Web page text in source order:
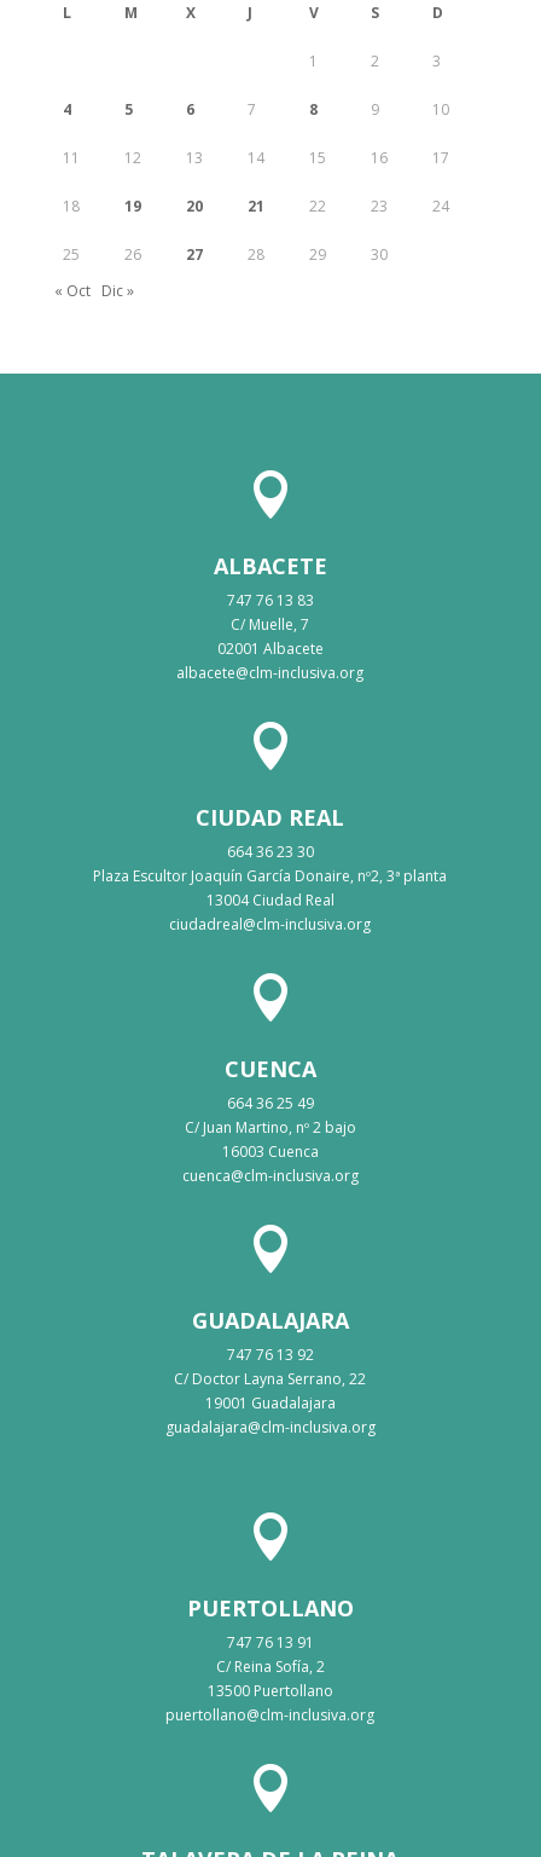
L M X J V S D
1 2 3
4 5 6 7 8 9 10
11 12 13 14 15 16 17
18 19 20 21 22 23 24
25 26 27 28 29
30
« Oct
Dic »

ALBACETE
747 76 13 83
C/ Muelle, 7
02001 Albacete
albacete@clm-inclusiva.org

CIUDAD REAL
664 36 23 30
Plaza Escultor Joaquín García Donaire, nº2, 3ª planta
13004 Ciudad Real
ciudadreal@clm-inclusiva.org

CUENCA
664 36 25 49
C/ Juan Martino, nº 2 bajo
16003 Cuenca
cuenca@clm-inclusiva.org

GUADALAJARA
747 76 13 92
C/ Doctor Layna Serrano, 22
19001 Guadalajara
guadalajara@clm-inclusiva.org

PUERTOLLANO
747 76 13 91
C/ Reina Sofía, 2
13500 Puertollano
puertollano@clm-inclusiva.org
